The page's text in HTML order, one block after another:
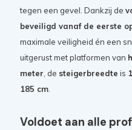
tegen een gevel. Dankzij de
beveiligd vanaf de eerste
maximale veiligheid én een
uitgerust met platformen van
meter , de steigerbreedte is
185 cm.
Voldoet aan alle